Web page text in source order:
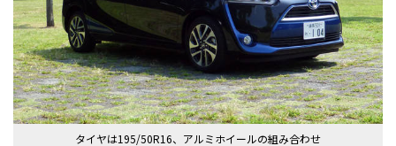
タイヤは195/50R16、アルミホイールの組み合わせ